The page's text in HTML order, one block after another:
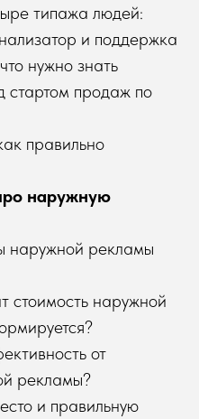
типажа людей:
и поддержка
нужно знать
стартом продаж по
правильно
наружную
наружной рекламы
стоимость наружной
от
рекламы?
и правильную